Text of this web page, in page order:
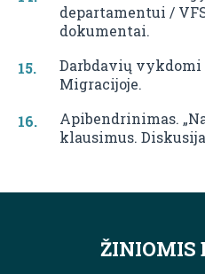
departamentui /
dokumentai.
Darbdavių
Migracijoje.
Apibendrinimas.
klausimus.
ŽINIOMIS